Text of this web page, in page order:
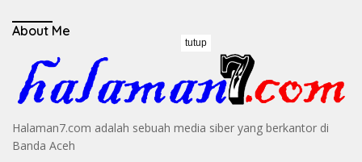
About Me
Halaman7.com adalah sebuah media siber yang berkantor di
Banda Aceh
tutup